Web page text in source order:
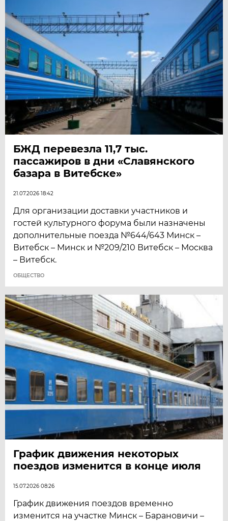
БЖД перевезла 11,7 тыс.
пассажиров в дни «Славянского
базара в Витебске»
21.07.2026 18:42
Для организации доставки участников и
гостей культурного форума были назначены
дополнительные поезда №644/643 Минск –
Витебск – Минск и №209/210 Витебск – Москва
– Витебск.
ОБЩЕСТВО
График движения некоторых
поездов изменится в конце июля
15.07.2026 08:26
График движения поездов временно
изменится на участке Минск – Барановичи –